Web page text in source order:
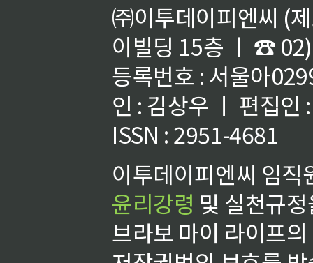
㈜이투데이피엔씨 (
이빌딩 15층 ㅣ ☎
등록번호 : 서울아
인 : 김상우 ㅣ 편집인
ISSN : 2951-4681
이투데이피엔씨 임
윤리강령 및 실천규
브라보 마이 라이프